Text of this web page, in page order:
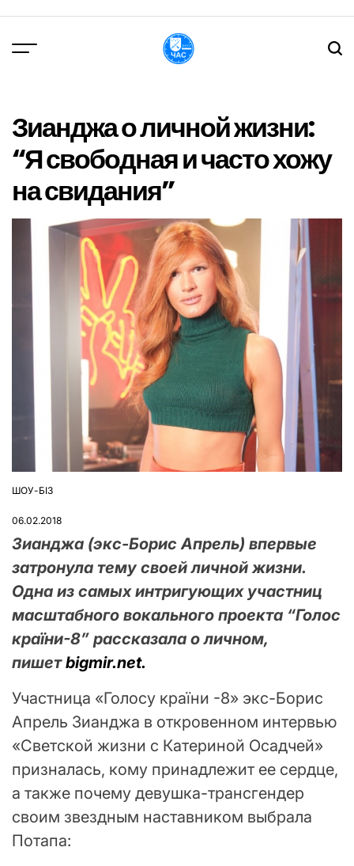
вмісту
Зианджа о личной жизни:
“Я свободная и часто хожу
на свидания”
ОПУБЛІКУВАТИ
ШОУ-БІЗ
06.02.2018
Зианджа (экс-Борис Апрель) впервые
затронула тему своей личной жизни.
Одна из самых интригующих участниц
масштабного вокального проекта “Голос
країни-8” рассказала о личном,
пишетbigmir.net.
Участница «Голосу країни -8» экс-Борис
Апрель Зианджа в откровенном интервью
«Светской жизни с Катериной Осадчей»
призналась, кому принадлежит ее сердце,
а также почему девушка-трансгендер
своим звездным наставником выбрала
Потапа: